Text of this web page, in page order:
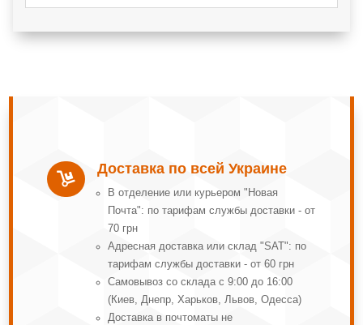

Доставка по всей Украине
В отделение или курьером "Новая
Почта": по тарифам службы доставки - от
70 грн
Адресная доставка или склад "SAT": по
тарифам службы доставки - от 60 грн
Самовывоз со склада с 9:00 до 16:00
(Киев, Днепр, Харьков, Львов, Одесса)
Доставка в почтоматы не